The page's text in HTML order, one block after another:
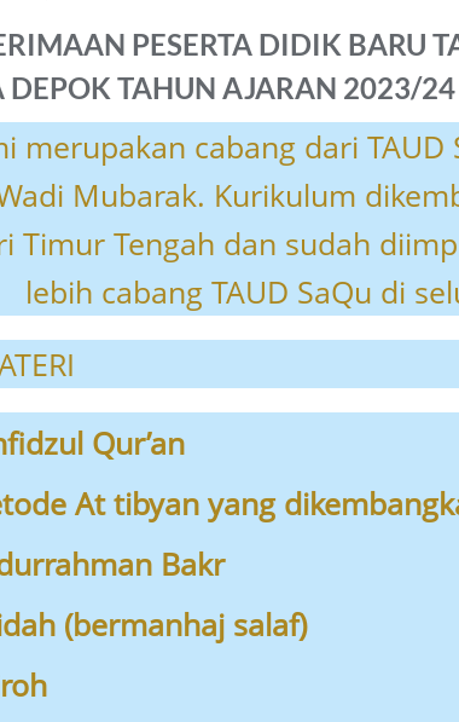
PESERTA DIDIK BARU
DEPOK TAHUN AJARAN 2023/24
merupakan cabang dari TAUD
Mubarak. Kurikulum
Timur Tengah dan sudah
lebih cabang TAUD SaQu di
Qur’an
At tibyan yang
Bakr
(bermanhaj salaf)